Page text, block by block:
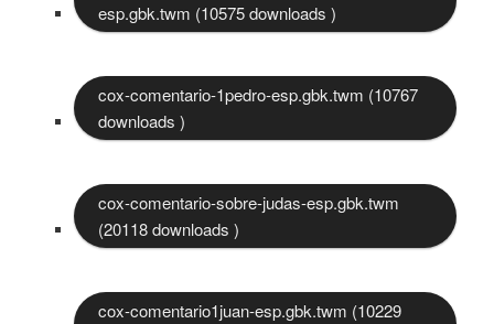
esp.gbk.twm (10575 downloads )
cox-comentario-1pedro-esp.gbk.twm (10767
downloads )
cox-comentario-sobre-judas-esp.gbk.twm
(20118 downloads )
cox-comentario1juan-esp.gbk.twm (10229